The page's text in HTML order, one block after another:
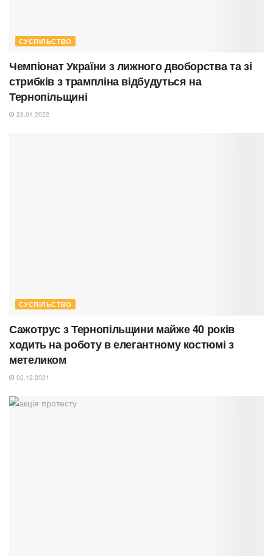
СУСПІЛЬСТВО
Чемпіонат України з лижного двоборства та зі
стрибків з трампліна відбудуться на
Тернопільщині
23.01.2022
СУСПІЛЬСТВО
Сажотрус з Тернопільщини майже 40 років
ходить на роботу в елегантному костюмі з
метеликом
02.12.2021